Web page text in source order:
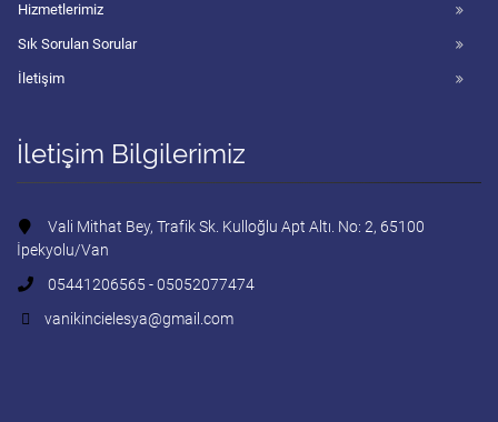
Hizmetlerimiz
Sık Sorulan Sorular
İletişim
İletişim Bilgilerimiz
Vali Mithat Bey, Trafik Sk. Kulloğlu Apt Altı. No: 2, 65100
İpekyolu/Van
05441206565 - 05052077474
vanikincielesya@gmail.com